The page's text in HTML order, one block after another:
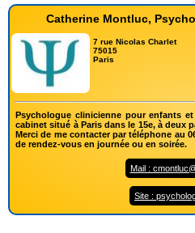
Catherine Montluc,
7 rue Nicolas Charlet
75015
Paris
Psychologue clinicienne pour enfants
cabinet situé à Paris dans le 15e, à deux
Merci de me contacter par téléphone au
de rendez-vous en journée ou en soirée.
Mail :
Site :